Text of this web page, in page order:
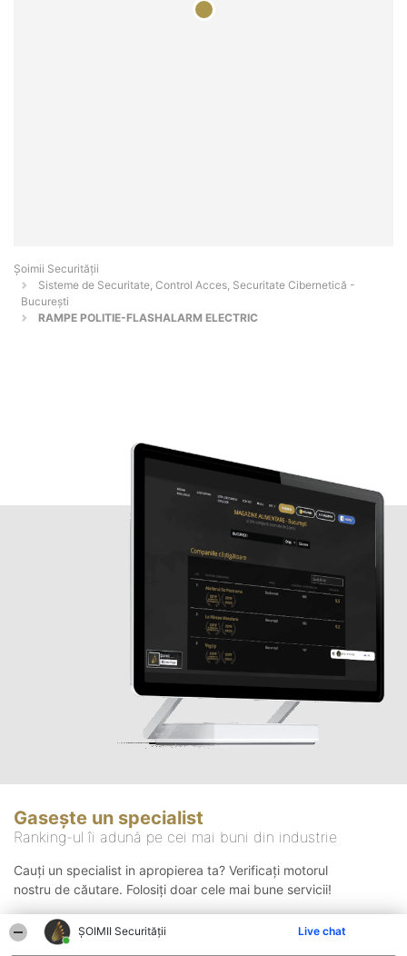
ȘOIMII Securității Live chat
Șoimii Securității
Sisteme de Securitate, Control Acces, Securitate Cibernetică -
Bucureşti
RAMPE POLITIE-FLASHALARM ELECTRIC
Gasește un specialist
Ranking-ul îi adună pe cei mai buni din industrie
Cauți un specialist in apropierea ta? Verificați motorul
nostru de căutare. Folosiți doar cele mai bune servicii!